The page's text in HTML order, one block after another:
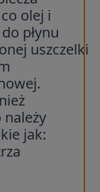
olej i
płynu
uszczelki
jak: